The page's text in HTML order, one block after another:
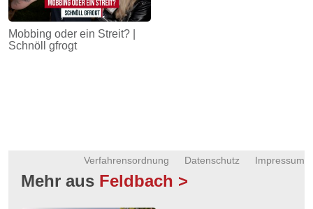
Mobbing oder ein Streit? |
Schnöll gfrogt
Impressum
Datenschutz
Verfahrensordnung
Mehr aus Feldbach >